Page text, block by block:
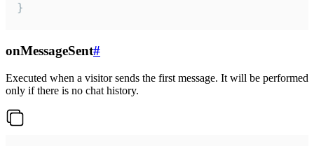
}
onMessageSent#
Executed when a visitor sends the first message. It will be performed
only if there is no chat history.